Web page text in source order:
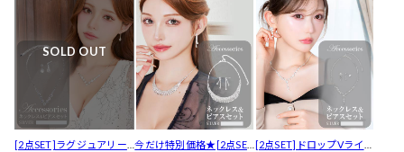
SOLD OUT
[2点SET]ラグジュアリー
今だけ特別価格★[2点SE
[2点SET]ドロップVライン